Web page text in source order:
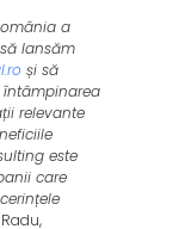
a
lansăm
și să
relevante
este
care